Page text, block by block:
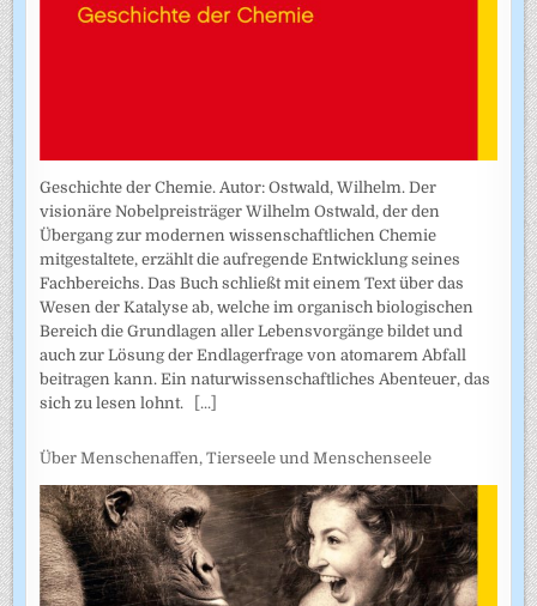
Geschichte der Chemie. Autor: Ostwald, Wilhelm. Der
visionäre Nobelpreisträger Wilhelm Ostwald, der den
Übergang zur modernen wissenschaftlichen Chemie
mitgestaltete, erzählt die aufregende Entwicklung seines
Fachbereichs. Das Buch schließt mit einem Text über das
Wesen der Katalyse ab, welche im organisch biologischen
Bereich die Grundlagen aller Lebensvorgänge bildet und
auch zur Lösung der Endlagerfrage von atomarem Abfall
beitragen kann. Ein naturwissenschaftliches Abenteuer, das
sich zu lesen lohnt.
[...]
Über Menschenaffen, Tierseele und Menschenseele